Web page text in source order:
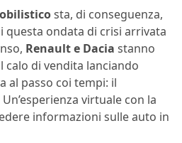
sta, di conseguenza,
questa ondata di crisi arrivata
Renault e Dacia stanno
calo di vendita lanciando
al passo coi tempi: il
Un’esperienza virtuale con la
informazioni sulle auto in